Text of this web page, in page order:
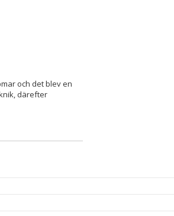
och det blev en
därefter